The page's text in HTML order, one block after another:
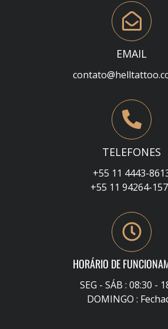
EMAIL
TELEFONES
+55 11 4443-
+55 11 94264-
HORÁRIO DE
SEG - SÁB : 08:30 -
DOMINGO :